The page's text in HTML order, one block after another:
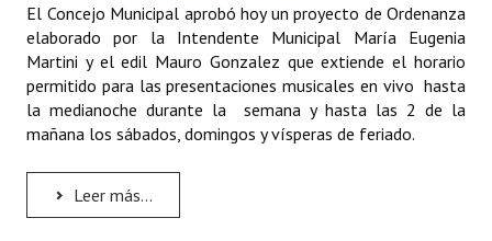
INSTITUCIONAL
Antiguos Pobladores
Noticias Destacadas
Registros y Distinciones
Datos Históricos
El Concejo Municipal aprobó hoy un proyecto de Ordenanza
elaborado por la Intendente Municipal María Eugenia
Martini y el edil Mauro Gonzalez que extiende el horario
permitido para las presentaciones musicales en vivo hasta
la medianoche durante la semana y hasta las 2 de la
mañana los sábados, domingos y vísperas de feriado.
Leer más...